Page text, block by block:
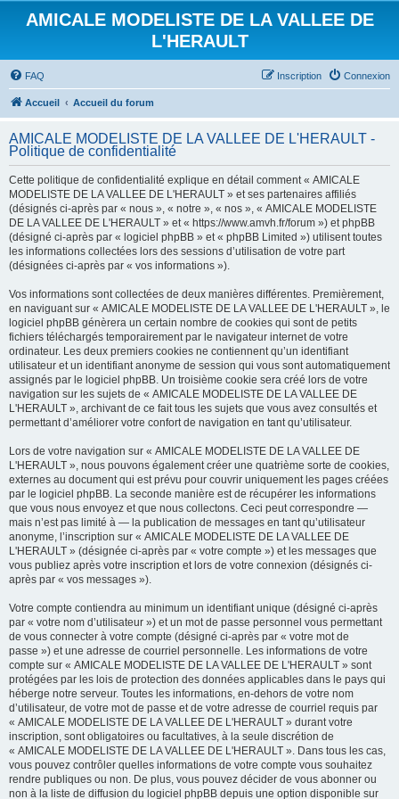
AMICALE MODELISTE DE LA VALLEE DE
L'HERAULT
FAQ Connexion
Inscription
Accueil Accueil du forum
AMICALE MODELISTE DE LA VALLEE DE L'HERAULT -
Politique de confidentialité
Cette politique de confidentialité explique en détail comment « AMICALE
MODELISTE DE LA VALLEE DE L'HERAULT » et ses partenaires affiliés
(désignés ci-après par « nous », « notre », « nos », « AMICALE MODELISTE
DE LA VALLEE DE L'HERAULT » et « https://www.amvh.fr/forum ») et phpBB
(désigné ci-après par « logiciel phpBB » et « phpBB Limited ») utilisent toutes
les informations collectées lors des sessions d’utilisation de votre part
(désignées ci-après par « vos informations »).
Vos informations sont collectées de deux manières différentes. Premièrement,
en naviguant sur « AMICALE MODELISTE DE LA VALLEE DE L'HERAULT », le
logiciel phpBB génèrera un certain nombre de cookies qui sont de petits
fichiers téléchargés temporairement par le navigateur internet de votre
ordinateur. Les deux premiers cookies ne contiennent qu’un identifiant
utilisateur et un identifiant anonyme de session qui vous sont automatiquement
assignés par le logiciel phpBB. Un troisième cookie sera créé lors de votre
navigation sur les sujets de « AMICALE MODELISTE DE LA VALLEE DE
L'HERAULT », archivant de ce fait tous les sujets que vous avez consultés et
permettant d’améliorer votre confort de navigation en tant qu’utilisateur.
Lors de votre navigation sur « AMICALE MODELISTE DE LA VALLEE DE
L'HERAULT », nous pouvons également créer une quatrième sorte de cookies,
externes au document qui est prévu pour couvrir uniquement les pages créées
par le logiciel phpBB. La seconde manière est de récupérer les informations
que vous nous envoyez et que nous collectons. Ceci peut correspondre —
mais n’est pas limité à — la publication de messages en tant qu’utilisateur
anonyme, l’inscription sur « AMICALE MODELISTE DE LA VALLEE DE
L'HERAULT » (désignée ci-après par « votre compte ») et les messages que
vous publiez après votre inscription et lors de votre connexion (désignés ci-
après par « vos messages »).
Votre compte contiendra au minimum un identifiant unique (désigné ci-après
par « votre nom d’utilisateur ») et un mot de passe personnel vous permettant
de vous connecter à votre compte (désigné ci-après par « votre mot de
passe ») et une adresse de courriel personnelle. Les informations de votre
compte sur « AMICALE MODELISTE DE LA VALLEE DE L'HERAULT » sont
protégées par les lois de protection des données applicables dans le pays qui
héberge notre serveur. Toutes les informations, en-dehors de votre nom
d’utilisateur, de votre mot de passe et de votre adresse de courriel requis par
« AMICALE MODELISTE DE LA VALLEE DE L'HERAULT » durant votre
inscription, sont obligatoires ou facultatives, à la seule discrétion de
« AMICALE MODELISTE DE LA VALLEE DE L'HERAULT ». Dans tous les cas,
vous pouvez contrôler quelles informations de votre compte vous souhaitez
rendre publiques ou non. De plus, vous pouvez décider de vous abonner ou
non à la liste de diffusion du logiciel phpBB depuis une option disponible sur